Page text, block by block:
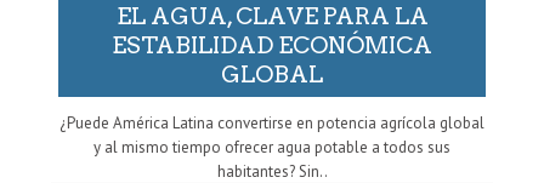
EL AGUA, CLAVE PARA LA
ESTABILIDAD ECONÓMICA
GLOBAL
¿Puede América Latina convertirse en potencia agrícola global
y al mismo tiempo ofrecer agua potable a todos sus
habitantes? Sin..